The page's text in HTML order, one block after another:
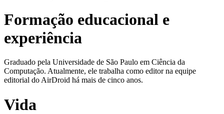
Formação educacional e
experiência
Graduado pela Universidade de São Paulo em Ciência da
Computação. Atualmente, ele trabalha como editor na equipe
editorial do AirDroid há mais de cinco anos.
Vida